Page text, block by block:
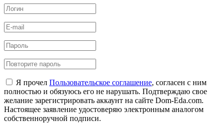
Я прочел Пользовательское соглашение, согласен с ним
полностью и обязуюсь его не нарушать. Подтверждаю свое
желание зарегистрировать аккаунт на сайте Dom-Eda.com.
Настоящее заявление удостоверяю электронным аналогом
собственноручной подписи.